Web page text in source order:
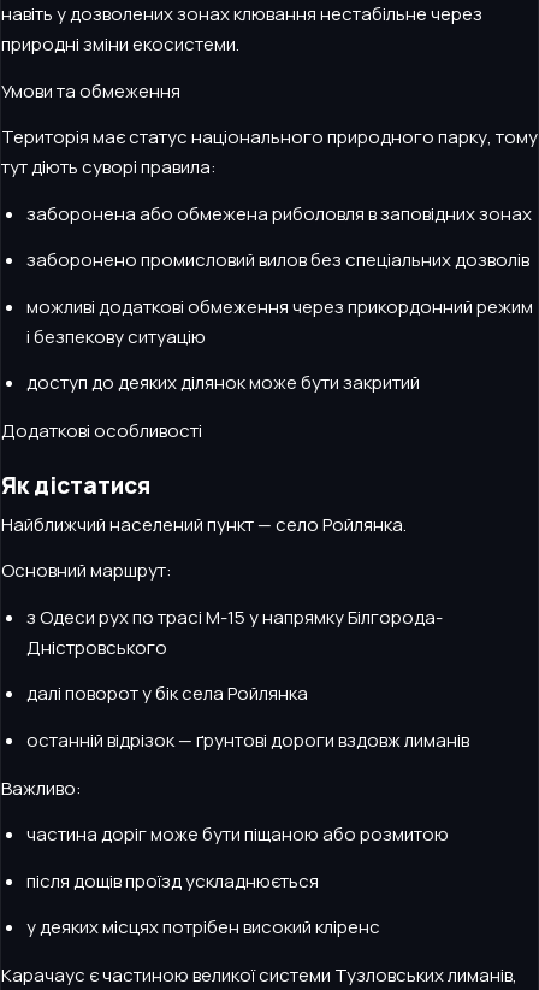
навіть у дозволених зонах клювання нестабільне через
природні зміни екосистеми.
Умови та обмеження
Територія має статус національного природного парку, тому
тут діють суворі правила:
заборонена або обмежена риболовля в заповідних зонах
заборонено промисловий вилов без спеціальних дозволів
можливі додаткові обмеження через прикордонний режим
і безпекову ситуацію
доступ до деяких ділянок може бути закритий
Додаткові особливості
Як дістатися
Найближчий населений пункт — село Ройлянка.
Основний маршрут:
з Одеси рух по трасі М-15 у напрямку Білгорода-
Дністровського
далі поворот у бік села Ройлянка
останній відрізок — ґрунтові дороги вздовж лиманів
Важливо:
частина доріг може бути піщаною або розмитою
після дощів проїзд ускладнюється
у деяких місцях потрібен високий кліренс
Карачаус є частиною великої системи Тузловських лиманів,